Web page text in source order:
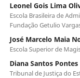
Leonel Gois Lima
Escola Brasileira de
Fundação Getulio
José Marcelo Maia
Escola Superior de
Diana Santos Pontes
Tribunal de Justiça do